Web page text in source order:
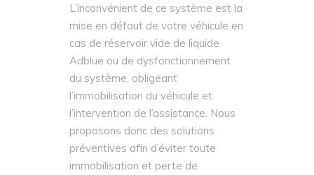
L’inconvénient de ce système est la
mise en défaut de votre véhicule en
cas de réservoir vide de liquide
Adblue ou de dysfonctionnement
du système, obligeant
l’immobilisation du véhicule et
l’intervention de l’assistance. Nous
proposons donc des solutions
préventives afin d’éviter toute
immobilisation et perte de